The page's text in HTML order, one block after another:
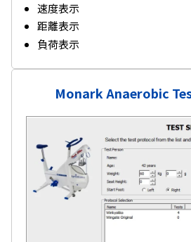
速度表示
距離表示
負荷表示
Monark Anaerobic